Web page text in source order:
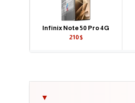
Infinix Note 50 Pro 4G
210$